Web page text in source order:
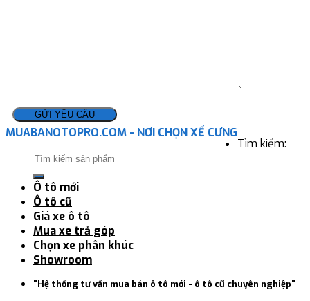
MUABANOTOPRO.COM - NƠI CHỌN XẾ CƯNG
Tìm kiếm:
Ô tô mới
Ô tô cũ
Giá xe ô tô
Mua xe trả góp
Chọn xe phân khúc
Showroom
"Hệ thống tư vấn mua bán ô tô mới - ô tô cũ chuyên nghiệp"